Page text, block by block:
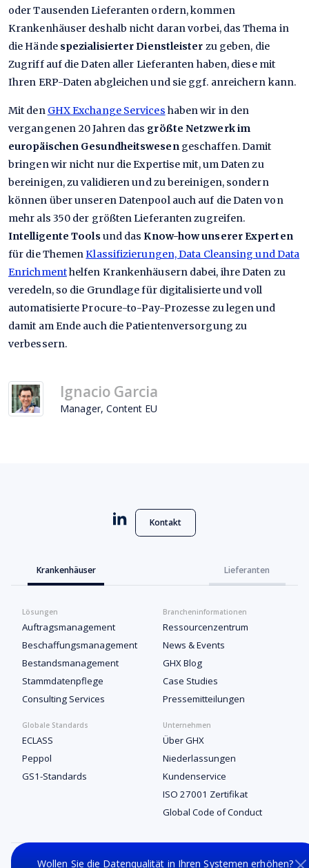
oder Tausenden Lieferanten ordern, kommen
Krankenhäuser deshalb nicht daran vorbei, das Thema in
die Hände spezialisierter Dienstleister zu geben, die
Zugriff auf die Daten aller Lieferanten haben, diese mit
Ihren ERP-Daten abgleichen und sie ggf. anreichern kann.
Mit den GHX Exchange Services haben wir in den
vergangenen 20 Jahren das größte Netzwerk im
europäischen Gesundheitswesen geschaffen. Damit
bringen wir nicht nur die Expertise mit, um Daten zu
bereinigen, zu validieren und zu bereinigen, sondern
können über unseren Datenpool auch auf die Daten von
mehr als 350 der größten Lieferanten zugreifen.
Intelligente Toolsund das Know-how unserer Experten
für die ThemenKlassifizierungen, Data Cleansing und Data
Enrichmenthelfen Krankenhäusern dabei, ihre Daten zu
veredeln, so die Grundlage für digitalisierte und voll
automatisierte Procure-to-Pay-Prozesse zu legen und
damit am Ende auch die Patientenversorgung zu
verbessern.
Ignacio Garcia
Manager, Content EU
Wollen Sie die Datenqualität in Ihren Systemen erhöhen?
Kontakt
Krankenhäuser Lieferanten
Lösungen
Auftragsmanagement
Beschaffungsmanagement
Bestandsmanagement
Stammdatenpflege
Consulting Services
Brancheninformationen
Ressourcenzentrum
News & Events
GHX Blog
Case Studies
Pressemitteilungen
Globale Standards
ECLASS
Peppol
GS1-Standards
Unternehmen
Über GHX
Niederlassungen
Kundenservice
ISO 27001 Zertifikat
Global Code of Conduct
Impressum Nutzungsbedingungen Datenschutz